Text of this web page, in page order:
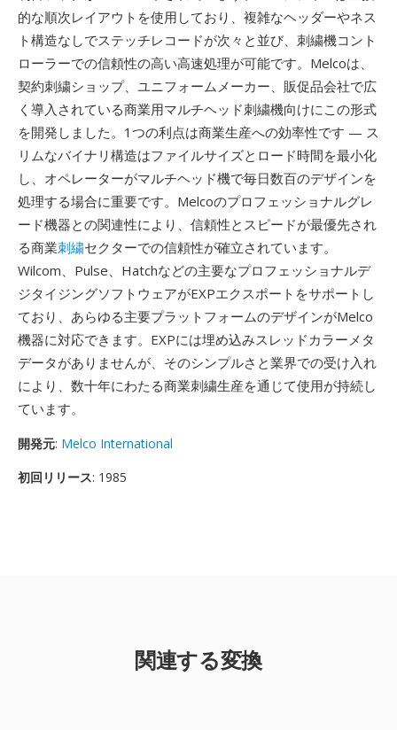
的な順次レイアウトを使用しており、複雑なヘッダーやネス
ト構造なしでステッチレコードが次々と並び、刺繍機コント
ローラーでの信頼性の高い高速処理が可能です。Melcoは、
契約刺繍ショップ、ユニフォームメーカー、販促品会社で広
く導入されている商業用マルチヘッド刺繍機向けにこの形式
を開発しました。1つの利点は商業生産への効率性です — ス
リムなバイナリ構造はファイルサイズとロード時間を最小化
し、オペレーターがマルチヘッド機で毎日数百のデザインを
処理する場合に重要です。Melcoのプロフェッショナルグレ
ード機器との関連性により、信頼性とスピードが最優先され
る商業刺繍セクターでの信頼性が確立されています。
Wilcom、Pulse、Hatchなどの主要なプロフェッショナルデ
ジタイジングソフトウェアがEXPエクスポートをサポートし
ており、あらゆる主要プラットフォームのデザインがMelco
機器に対応できます。EXPには埋め込みスレッドカラーメタ
データがありませんが、そのシンプルさと業界での受け入れ
により、数十年にわたる商業刺繍生産を通じて使用が持続し
ています。
開発元: Melco International
初回リリース: 1985
関連する変換